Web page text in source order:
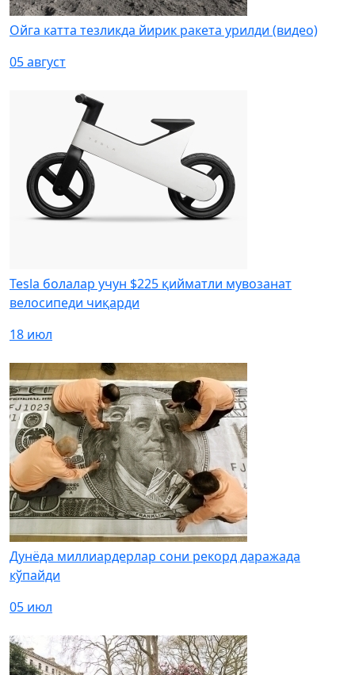
Ойга катта тезликда йирик ракета урилди (видео)
05 август
Tesla болалар учун $225 қийматли мувозанат
велосипеди чиқарди
18 июл
Дунёда миллиардерлар сони рекорд даражада
кўпайди
05 июл